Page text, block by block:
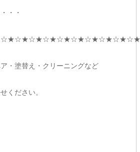
・・
・塗替え・クリーニングなど
ください。